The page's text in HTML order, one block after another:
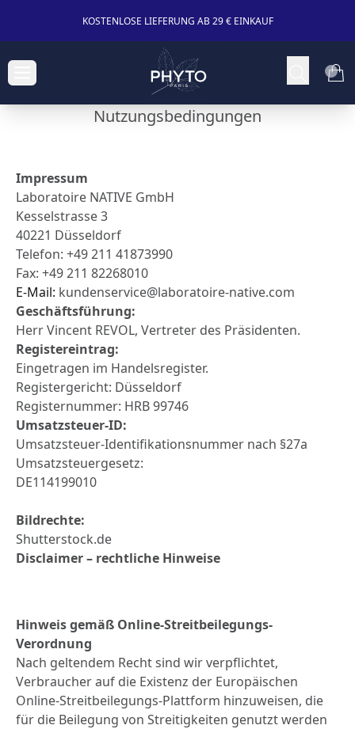
KOSTENLOSE LIEFERUNG AB 29 € EINKAUF
Nutzungsbedingungen
Impressum
Laboratoire NATIVE GmbH
Kesselstrasse 3
40221 Düsseldorf
Telefon: +49 211 41873990
Fax: +49 211 82268010
E-Mail: kundenservice@laboratoire-native.com
Geschäftsführung:
Herr Vincent REVOL, Vertreter des Präsidenten.
Registereintrag:
Eingetragen im Handelsregister.
Registergericht: Düsseldorf
Registernummer: HRB 99746
Umsatzsteuer-ID:
Umsatzsteuer-Identifikationsnummer nach §27a
Umsatzsteuergesetz:
DE114199010
Bildrechte:
Shutterstock.de
Disclaimer – rechtliche Hinweise
Hinweis gemäß Online-Streitbeilegungs-
Verordnung
Nach geltendem Recht sind wir verpflichtet,
Verbraucher auf die Existenz der Europäischen
Online-Streitbeilegungs-Plattform hinzuweisen, die
für die Beilegung von Streitigkeiten genutzt werden